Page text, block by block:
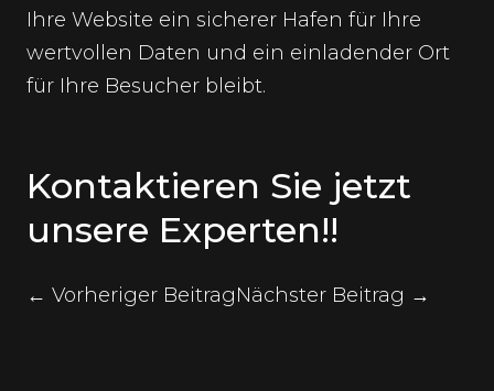
Ihre Website ein sicherer Hafen für Ihre
wertvollen Daten und ein einladender Ort
für Ihre Besucher bleibt.
Kontaktieren Sie jetzt
unsere Experten!!
← Vorheriger BeitragNächster Beitrag →